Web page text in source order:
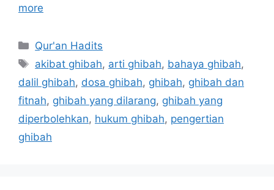
more
Categories
Qur'an Hadits
Tags
akibat ghibah, arti ghibah, bahaya ghibah,
dalil ghibah, dosa ghibah, ghibah, ghibah dan
fitnah, ghibah yang dilarang, ghibah yang
diperbolehkan, hukum ghibah, pengertian
ghibah